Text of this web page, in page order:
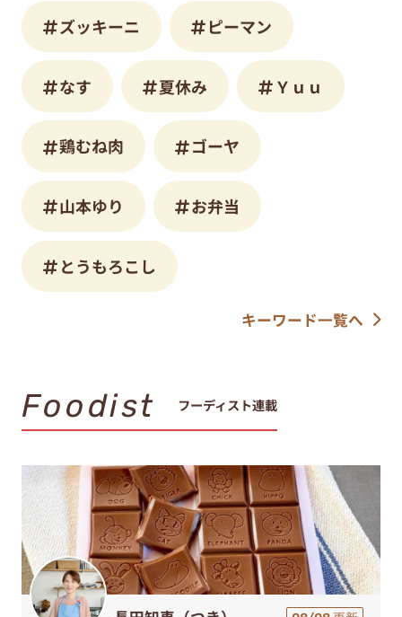
ズッキーニ ピーマン
なす 夏休み Ｙｕｕ
鶏むね肉 ゴーヤ
山本ゆり お弁当
とうもろこし
キーワード一覧へ
Foodist フーディスト連載